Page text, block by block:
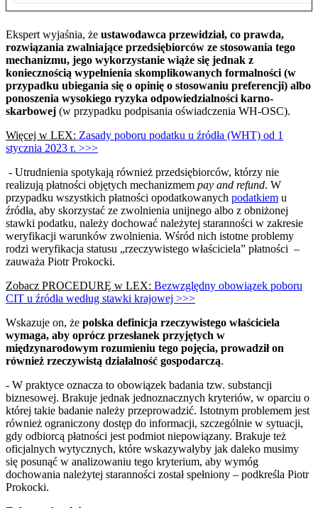
Ekspert wyjaśnia, że ustawodawca przewidział, co prawda,
rozwiązania zwalniające przedsiębiorców ze stosowania tego
mechanizmu, jego wykorzystanie wiąże się jednak z
koniecznością wypełnienia skomplikowanych formalności (w
przypadku ubiegania się o opinię o stosowaniu preferencji) albo
ponoszenia wysokiego ryzyka odpowiedzialności karno-
skarbowej (w przypadku podpisania oświadczenia WH-OSC).
Więcej w LEX: Zasady poboru podatku u źródła (WHT) od 1
stycznia 2023 r. >>>
- Utrudnienia spotykają również przedsiębiorców, którzy nie
realizują płatności objętych mechanizmem pay and refund. W
przypadku wszystkich płatności opodatkowanych podatkiem u
źródła, aby skorzystać ze zwolnienia unijnego albo z obniżonej
stawki podatku, należy dochować należytej staranności w zakresie
weryfikacji warunków zwolnienia. Wśród nich istotne problemy
rodzi weryfikacja statusu „rzeczywistego właściciela” płatności –
zauważa Piotr Prokocki.
Zobacz PROCEDURĘ w LEX: Bezwzględny obowiązek poboru
CIT u źródła według stawki krajowej >>>
Wskazuje on, że polska definicja rzeczywistego właściciela
wymaga, aby oprócz przesłanek przyjętych w
międzynarodowym rozumieniu tego pojęcia, prowadził on
również rzeczywistą działalność gospodarczą.
- W praktyce oznacza to obowiązek badania tzw. substancji
biznesowej. Brakuje jednak jednoznacznych kryteriów, w oparciu o
której takie badanie należy przeprowadzić. Istotnym problemem jest
również ograniczony dostęp do informacji, szczególnie w sytuacji,
gdy odbiorcą płatności jest podmiot niepowiązany. Brakuje też
oficjalnych wytycznych, które wskazywałyby jak daleko musimy
się posunąć w analizowaniu tego kryterium, aby wymóg
dochowania należytej staranności został spełniony – podkreśla Piotr
Prokocki.